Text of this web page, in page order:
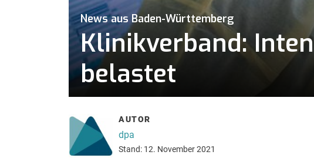
News aus Baden-Württemberg
Klinikverband:
belastet
AUTOR
dpa
Stand: 12. November 2021